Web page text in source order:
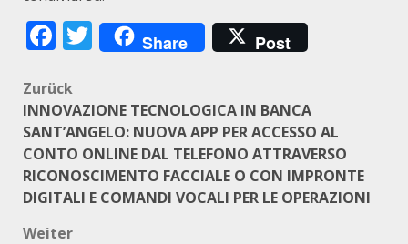
Facebook
Twitter
Share Post
Beitragsnavigation
Zurück
INNOVAZIONE TECNOLOGICA IN BANCA
SANT’ANGELO: NUOVA APP PER ACCESSO AL
CONTO ONLINE DAL TELEFONO ATTRAVERSO
RICONOSCIMENTO FACCIALE O CON IMPRONTE
DIGITALI E COMANDI VOCALI PER LE OPERAZIONI
Weiter